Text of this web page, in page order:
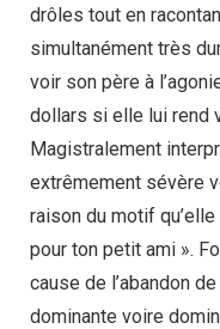
drôles tout en
simultanément très
voir son père à
dollars si elle lui rend
Magistralement
extrêmement sévère
raison du motif
pour ton petit ami ».
cause de l’abandon
dominante voire